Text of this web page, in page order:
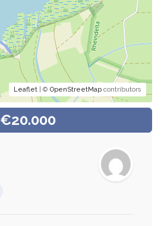
Leaflet | © OpenStreetMap contributors
€20.000